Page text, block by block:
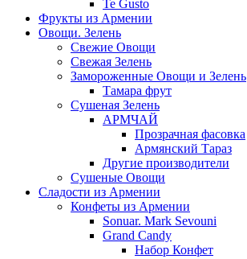
Te Gusto
Фрукты из Армении
Овощи. Зелень
Свежие Овощи
Свежая Зелень
Замороженные Овощи и Зелень
Тамара фрут
Сушеная Зелень
АРМЧАЙ
Прозрачная фасовка
Армянский Тараз
Другие производители
Сушеные Овощи
Сладости из Армении
Конфеты из Армении
Sonuar. Mark Sevouni
Grand Candy
Набор Конфет